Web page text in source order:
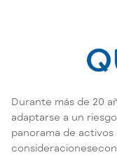
Durante más de 20
adaptarse a un
panorama de